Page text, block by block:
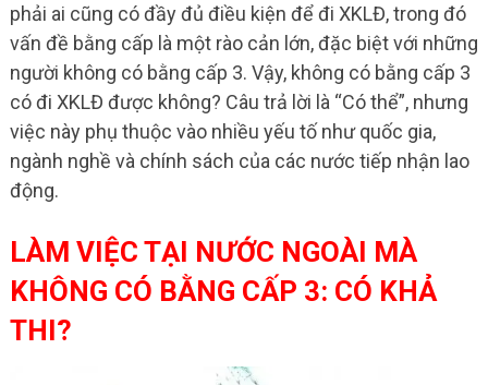
phải ai cũng có đầy đủ điều kiện để đi XKLĐ, trong đó
vấn đề bằng cấp là một rào cản lớn, đặc biệt với những
người không có bằng cấp 3. Vậy, không có bằng cấp 3
có đi XKLĐ được không? Câu trả lời là “Có thể”, nhưng
việc này phụ thuộc vào nhiều yếu tố như quốc gia,
ngành nghề và chính sách của các nước tiếp nhận lao
động.
LÀM VIỆC TẠI NƯỚC NGOÀI MÀ
KHÔNG CÓ BẰNG CẤP 3: CÓ KHẢ
THI?